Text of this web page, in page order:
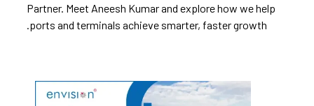
Partner. Meet Aneesh Kumar and explore how we help
ports and terminals achieve smarter, faster growth.